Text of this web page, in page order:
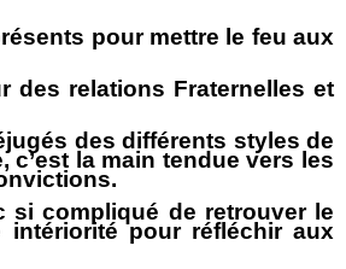
pour mettre le feu aux
des relations Fraternelles et
des différents styles de
la main tendue vers les
si compliqué de retrouver le
pour réfléchir aux